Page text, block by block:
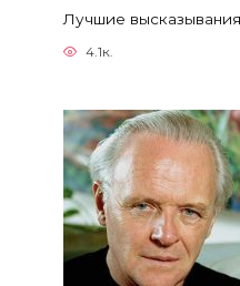
Лучшие
4.1к.